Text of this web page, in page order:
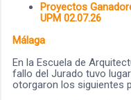
Proyectos
UPM 02.07.26
Málaga
En la Escuela de
fallo del Jurado tuvo
otorgaron los siguientes